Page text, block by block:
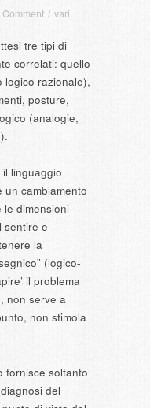
/ vari
tre tipi di
correlati: quello
logico razionale),
posture,
(analogie,
il linguaggio
cambiamento
le dimensioni
sentire e
la
(logico-
il problema
non serve a
non stimola
fornisce soltanto
del